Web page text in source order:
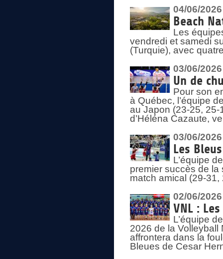
04/06/2026
Beach
Les
vendredi et samedi
(Turquie), avec
03/06/2026
Un de
Pour son
à Québec, l’équipe
au Japon (23-25,
d’Héléna Cazaute,
03/06/2026
Les
L’équipe
premier succès de la
match amical (29-
02/06/2026
VNL :
L’équipe
2026 de la
affrontera dans la
Bleues de Cesar